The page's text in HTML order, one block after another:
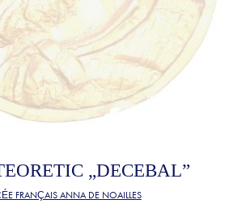
„DECEBAL”
FRANÇAIS ANNA DE NOAILLES